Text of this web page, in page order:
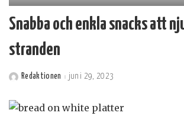
Snabba och enkla snacks att
stranden
PostatRedaktionen juni 29, 2023